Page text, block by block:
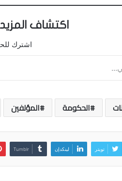
اكتشاف
اشترك
الحكومة المؤلفين
تويتر لينكدإن